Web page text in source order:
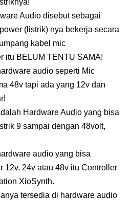
Audio disebut sebagai
(listrik) nya bekerja secara
kabel mic
itu BELUM TENTU SAMA!
audio seperti Mic
48v tapi ada yang 12v dan
Hardware Audio yang bisa
9 sampai dengan 48volt,
audio yang bisa
12v, 24v atau 48v itu Controller
XioSynth.
tersedia di hardware audio